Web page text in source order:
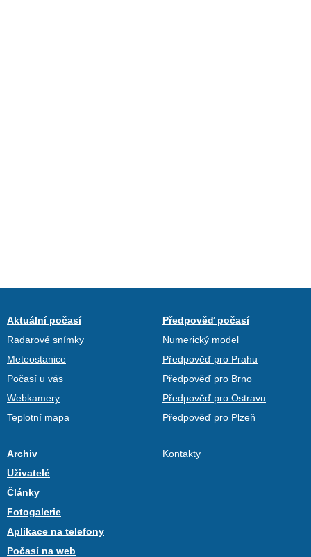
Aktuální počasí
Radarové snímky
Meteostanice
Počasí u vás
Webkamery
Teplotní mapa
Předpověď počasí
Numerický model
Předpověď pro Prahu
Předpověď pro Brno
Předpověď pro Ostravu
Předpověď pro Plzeň
Archiv
Uživatelé
Články
Fotogalerie
Aplikace na telefony
Počasí na web
Kontakty